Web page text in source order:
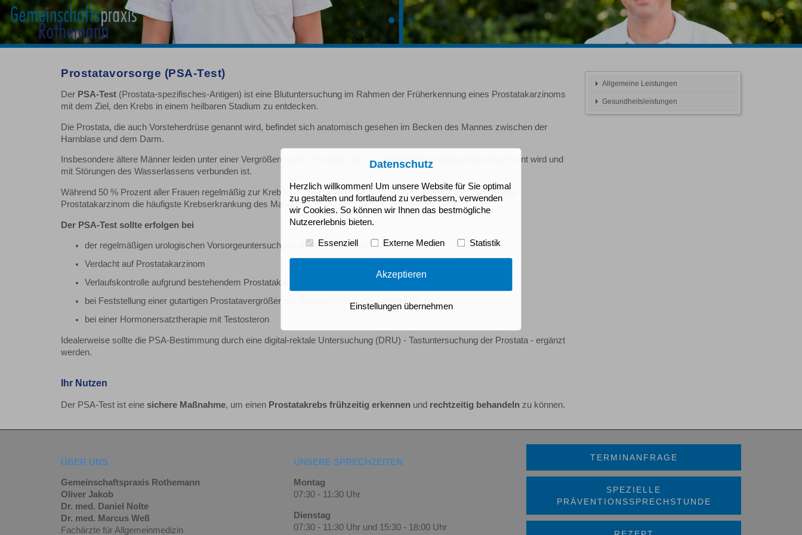
Prostatavorsorge (PSA-Test)
Der PSA-Test (Prostata-spezifisches-Antigen) ist eine Blutuntersuchung im Rahmen der Früherkennung eines Prostatakarzinoms
mit dem Ziel, den Krebs in einem heilbaren Stadium zu entdecken.
Die Prostata, die auch Vorsteherdrüse genannt wird, befindet sich anatomisch gesehen im Becken des Mannes zwischen der
Harnblase und dem Darm.
Insbesondere ältere Männer leiden unter einer Vergrößerung der Prostata, die auch benigne Prostatahyperplasie genannt wird und
mit Störungen des Wasserlassens verbunden ist.
Während 50 % Prozent aller Frauen regelmäßig zur Krebsvorsorge gehen, tun dies nur 15 % aller Männer, obwohl das
Prostatakarzinom die häufigste Krebserkrankung des Mannes ist.
Der PSA-Test sollte erfolgen bei
der regelmäßigen urologischen Vorsorgeuntersuchung ab dem 45. Lebensjahr
Verdacht auf Prostatakarzinom
Verlaufskontrolle aufgrund bestehendem Prostatakarzinom
bei Feststellung einer gutartigen Prostatavergrößerung (Benigne Prostatahypertrophie)
bei einer Hormonersatztherapie mit Testosteron
Idealerweise sollte die PSA-Bestimmung durch eine digital-rektale Untersuchung (DRU) - Tastuntersuchung der Prostata - ergänzt
werden.
Ihr Nutzen
Der PSA-Test ist eine sichere Maßnahme, um einen Prostatakrebs frühzeitig erkennen und rechtzeitig behandeln zu können.
Allgemeine Leistungen
Gesundheitsleistungen
ÜBER UNS
Gemeinschaftspraxis Rothemann
Oliver Jakob
Dr. med. Daniel Nolte
Dr. med. Marcus Weß
Fachärzte für Allgemeinmedizin
UNSERE SPRECHZEITEN
Montag
07:30 - 11:30 Uhr
Dienstag
07:30 - 11:30 Uhr und 15:30 - 18:00 Uhr
TERMINANFRAGE
SPEZIELLE
PRÄVENTIONSSPRECHSTUNDE
Datenschutz
Herzlich willkommen! Um unsere Website für Sie optimal
zu gestalten und fortlaufend zu verbessern, verwenden
wir Cookies. So können wir Ihnen das bestmögliche
Nutzererlebnis bieten.
Essenziell Externe Medien Statistik
Akzeptieren
Einstellungen übernehmen